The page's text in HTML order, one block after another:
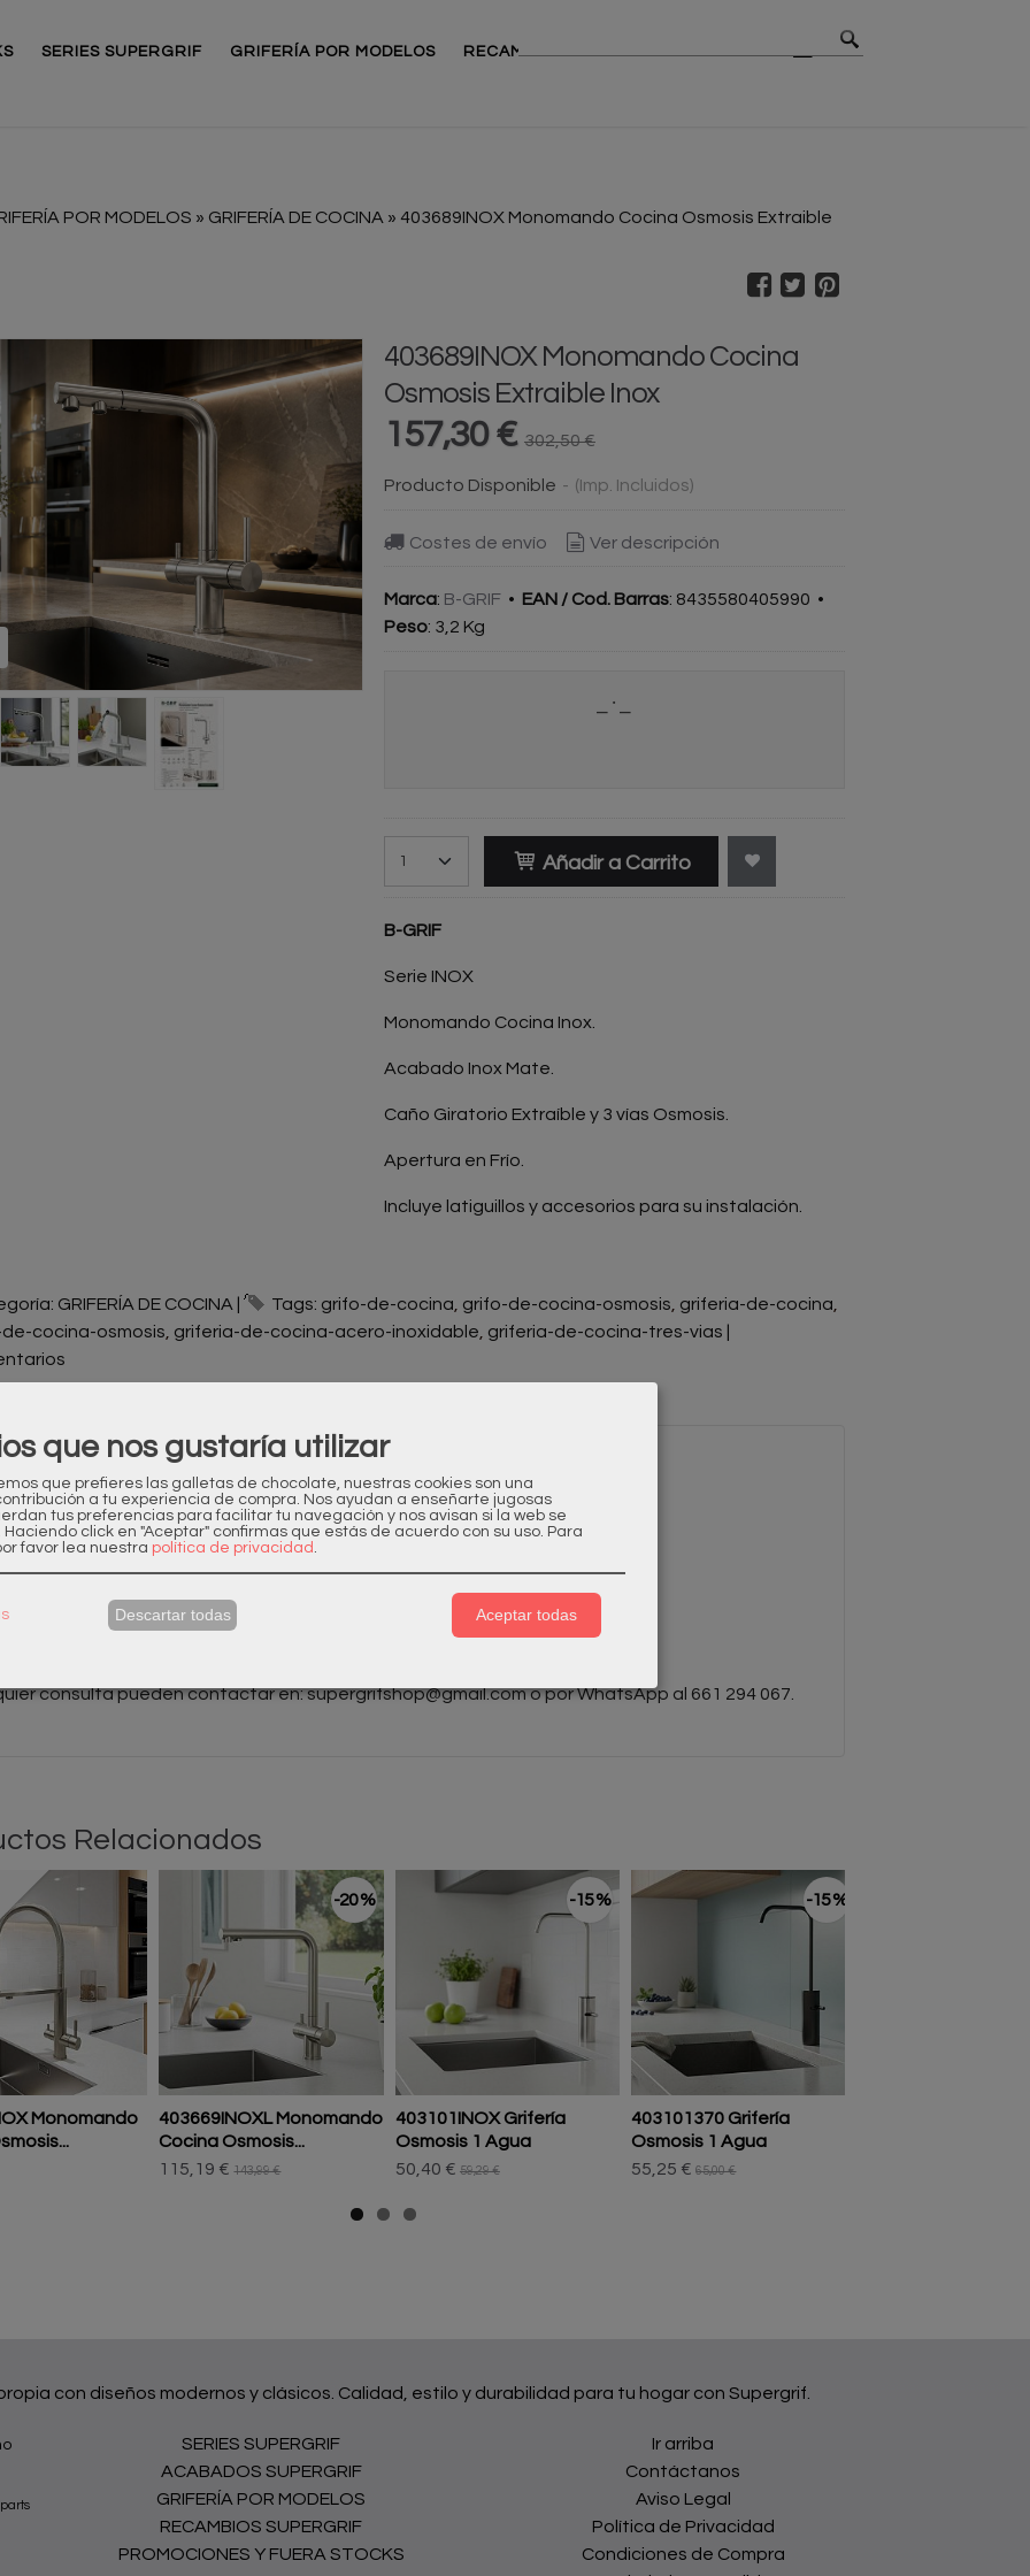
SERIES SUPERGRIF GRIFERÍA POR MODELOS RECAMBIOS CONTACTO BLOG
POR MODELOS » GRIFERÍA DE COCINA » 403689INOX Monomando Cocina Osmosis Extraible
403689INOX Monomando Cocina
Osmosis Extraible Inox
157,30 € 302,50 €
Producto Disponible - (Imp. Incluidos)
Costes de envío Ver descripción
Marca: B-GRIF• EAN / Cod. Barras: 8435580405990 •
Peso: 3,2 Kg
Añadir a Carrito
B-GRIF
Serie INOX
Monomando Cocina Inox.
Acabado Inox Mate.
Caño Giratorio Extraíble y 3 vías Osmosis.
Apertura en Frío.
Incluye latiguillos y accesorios para su instalación.
GRIFERÍA DE COCINA Tags: grifo-de-cocina grifo-de-cocina-osmosis griferia-de-cocina
cocina-osmosis griferia-de-cocina-acero-inoxidable griferia-de-cocina-tres-vias
COSTES DE ENVÍO
NUEVO
más unidades?
consulta pueden contactar en:supergrifshop@gmail.como por WhatsApp al 661 294 067.
Relacionados
Monomando
-20 %
403669INOXL Monomando
Cocina Osmosis...
115,19 €143,99 €
-15 %
403101INOX Grifería
Osmosis 1 Agua
50,40 € 59,29 €
-15 %
403101370 Grifería
Osmosis 1 Agua
55,25 €65,00 €
con diseños modernos y clásicos. Calidad, estilo y durabilidad para tu hogar con Supergrif.
SERIES SUPERGRIF
ACABADOS SUPERGRIF
GRIFERÍA POR MODELOS
RECAMBIOS SUPERGRIF
PROMOCIONES Y FUERA STOCKS
Ir arriba
Contáctanos
Aviso Legal
Política de Privacidad
Condiciones de Compra
que nos gustaría utilizar
que prefieres las galletas de chocolate, nuestras cookies son una
a tu experiencia de compra. Nos ayudan a enseñarte jugosas
tus preferencias para facilitar tu navegación y nos avisan si la web se
click en "Aceptar" confirmas que estás de acuerdo con su uso. Para
favor lea nuestra política de privacidad .
Descartar todas Aceptar todas